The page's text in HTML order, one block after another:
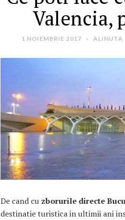
Valencia,
1 NOIEMBRIE 2017 ALINUTA
De cand cu zborurile directe
destinatie turistica in ultimii ani